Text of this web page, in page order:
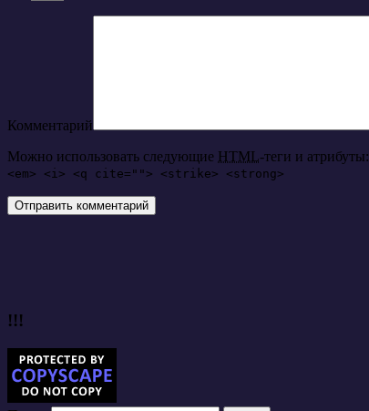
Комментарий
Можно использовать следующие HTML-теги и атрибуты:
<em> <i> <q cite=""> <strike> <strong>
!!!